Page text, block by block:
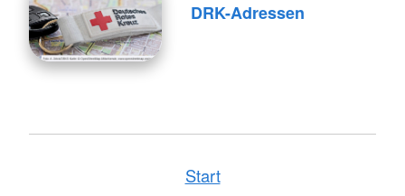
DRK-Adressen
Start